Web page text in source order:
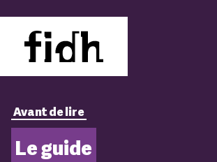
Avant de lire
Le guide